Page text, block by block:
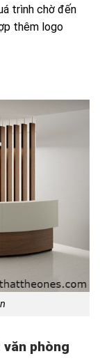
trình chờ đến
thêm logo
phòng